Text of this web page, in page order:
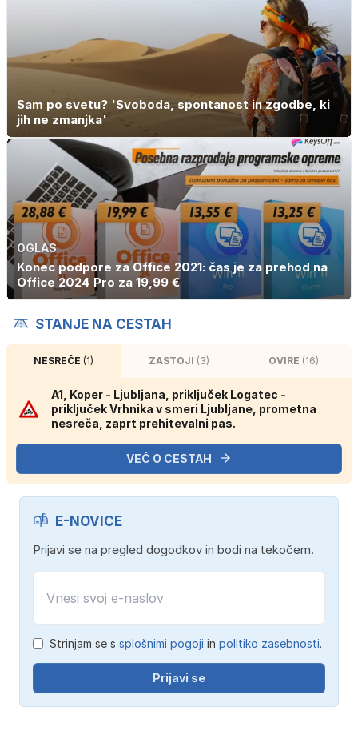
Sam po svetu? 'Svoboda, spontanost in zgodbe, ki
jih ne zmanjka'
OGLAS
Konec podpore za Office 2021: čas je za prehod na
Office 2024 Pro za 19,99 €
STANJE NA CESTAH
NESREČE(1) ZASTOJI (3) OVIRE (16)
A1, Koper - Ljubljana, priključek Logatec -
priključek Vrhnika v smeri Ljubljane, prometna
nesreča, zaprt prehitevalni pas.
VEČ O CESTAH
E-NOVICE
Prijavi se na pregled dogodkov in bodi na tekočem.
Strinjam se s splošnimi pogoji in politiko zasebnosti.
Prijavi se